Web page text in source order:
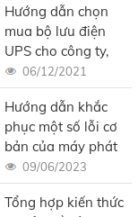
Hướng dẫn chọn
mua bộ lưu điện
UPS cho công ty,
doanh nghiệp
06/12/2021
Hướng dẫn khắc
phục một số lỗi cơ
bản của máy phát
điện công nghiệp
09/06/2023
Tổng hợp kiến thức